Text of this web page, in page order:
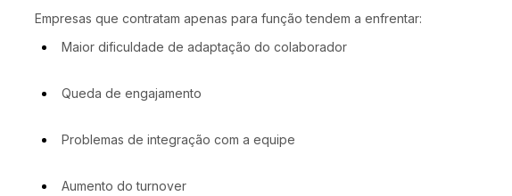
Empresas que contratam apenas para função tendem a enfrentar:
Maior dificuldade de adaptação do colaborador
Queda de engajamento
Problemas de integração com a equipe
Aumento do turnover